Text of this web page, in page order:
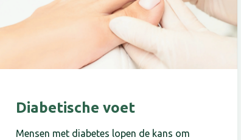
Diabetische voet
Mensen met diabetes lopen de kans om